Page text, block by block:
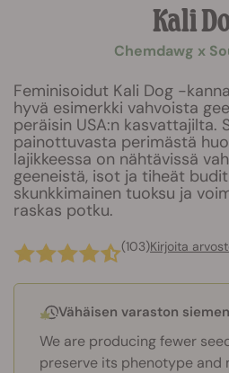
Kali
Chemdawg x
Feminisoidut Kali Dog -
hyvä esimerkki vahvoista
peräisin USA:n kasvattajilta.
painottuvasta perimästä
lajikkeessa on nähtävissä
geeneistä, isot ja tiheät
skunkkimainen tuoksu ja
raskas potku.
(103)Kirjoita
Vähäisen varaston
We are producing fewer
preserve its phenotype and